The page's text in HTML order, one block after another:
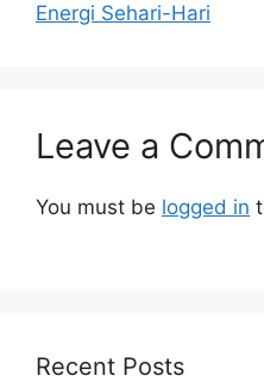
Energi Sehari-Hari
Leave a
You must be logged in
Recent Posts